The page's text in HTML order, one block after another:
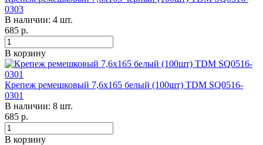
0303
В наличии: 4 шт.
685 р.
В корзину
Крепеж ремешковый 7,6х165 белый (100шт) TDM SQ0516-
0301
В наличии: 8 шт.
685 р.
В корзину